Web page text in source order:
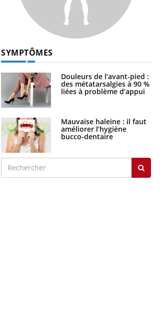
SYMPTÔMES
Douleurs de l’avant-pied :
des métatarsalgies à 90 %
liées à problème d’appui
Mauvaise haleine : il faut
améliorer l’hygiène
bucco-dentaire